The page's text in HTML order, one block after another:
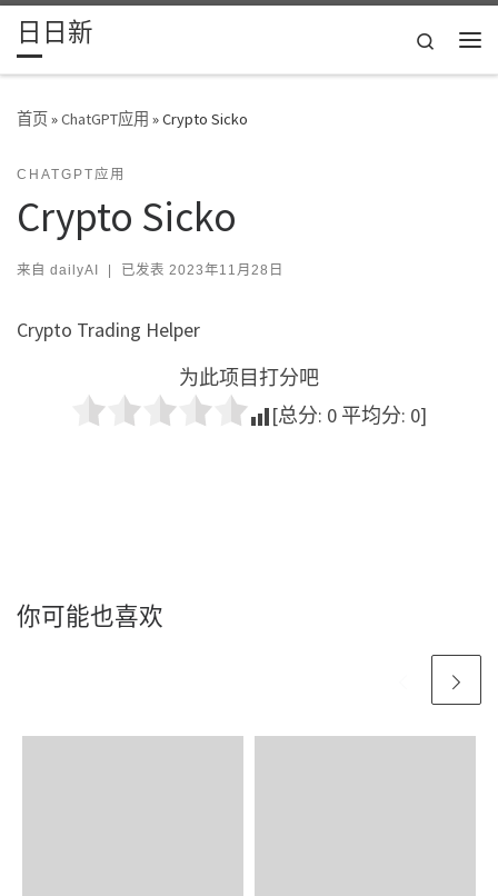
Skip to content
日日新
Search
首页»ChatGPT应用 »Crypto Sicko
CHATGPT应用
Crypto Sicko
来自 dailyAI | 已发表 2023年11月28日
Crypto Trading Helper
为此项目打分吧
[总分: 0 平均分: 0]
你可能也喜欢